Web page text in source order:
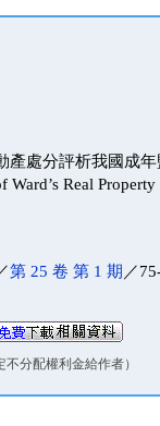
產處分評析我國成
Ward’s Real
第 25 卷 第 1 期 ／
不分配權利金給作者）